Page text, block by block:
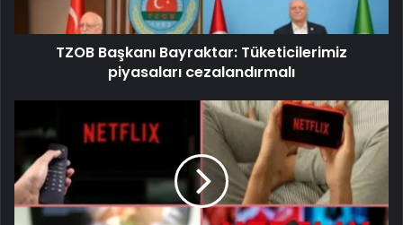
TZOB Başkanı Bayraktar: Tüketicilerimiz
piyasaları cezalandırmalı